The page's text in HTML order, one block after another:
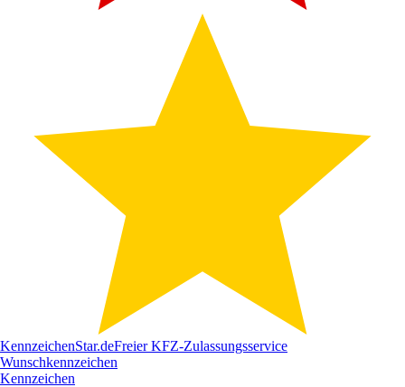
KennzeichenStar.deFreier KFZ-Zulassungsservice
Wunschkennzeichen
Kennzeichen